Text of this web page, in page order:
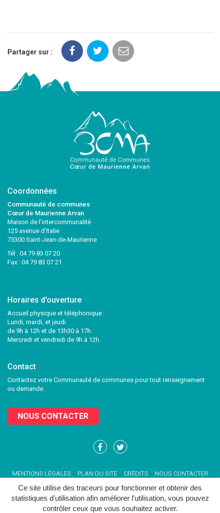
Ce site utilise des traceurs pour fonctionner et obtenir des
statistiques d'utilisation afin améliorer l'utilisation, vous pouvez
contrôler ceux que vous souhaitez activer.
Partager sur :
Coordonnées
Communauté de communes
Cœur de Maurienne Arvan
Maison de l’intercommunalité
125 avenue d’Italie
73300 Saint-Jean-de-Maurienne
Tél : 04 79 83 07 20
Fax : 04 79 83 07 21
Horaires d'ouverture
Accueil physique et téléphonique :
Lundi, mardi, et jeudi
de 9h à 12h et de 13h30 à 17h.
Mercredi et vendredi de 9h à 12h.
Contact
Contactez votre Communauté de communes pour tout renseignement
ou demande.
NOUS CONTACTER
Lien
compte
Facebook
Lien
compte
Twitter
MENTIONS LÉGALES PLAN DU SITE CRÉDITS NOUS CONTACTER